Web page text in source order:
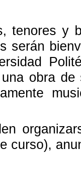
tenores y
serán
obra
curso),